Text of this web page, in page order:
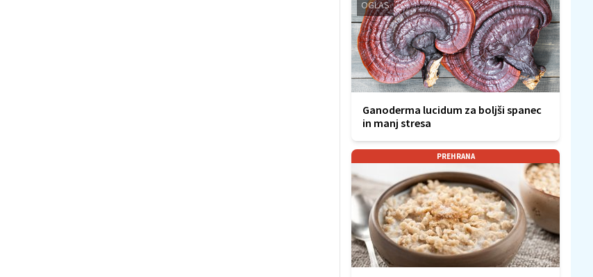
OGLAS
Ganoderma lucidum za boljši spanec
in manj stresa
PREHRANA